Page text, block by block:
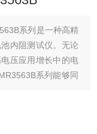
系列是一种高精
内阻测试仪。无论
压应用增长中的电
系列能够同
、功能 *、接口丰